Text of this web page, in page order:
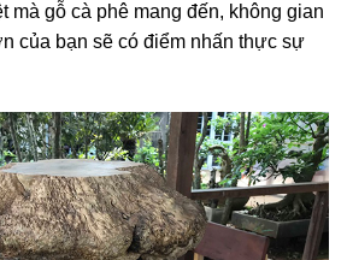
mà gỗ cà phê mang đến, không gian
của bạn sẽ có điểm nhấn thực sự